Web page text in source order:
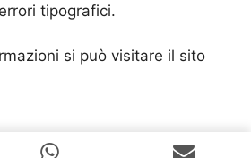
tipografici.
si può visitare il sito
Realizzazione Siti Web
Siti Roma